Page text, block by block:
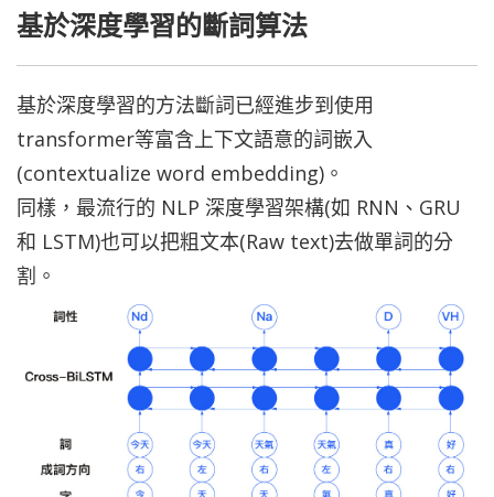
基於深度學習的斷詞算法
基於深度學習的方法斷詞已經進步到使用
transformer等富含上下文語意的詞嵌入
(contextualize word embedding)。
同樣，最流行的 NLP 深度學習架構(如 RNN、GRU
和 LSTM)也可以把粗文本(Raw text)去做單詞的分
割。